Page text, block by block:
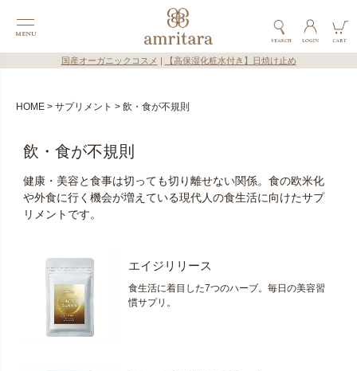
国産オーガニックコスメ 【高保湿化粧水付き】日焼け止め
HOME サプリメント 飲・食が不規則
飲・食が不規則
健康・美容と食事は切っても切り離せない関係。食の欧米化
や外食に行く機会が増えている現代人の食生活に向けたサプ
リメントです。
エイジリリース
食生活に着目した7つのハーブ。毎日の美容習
慣サプリ。